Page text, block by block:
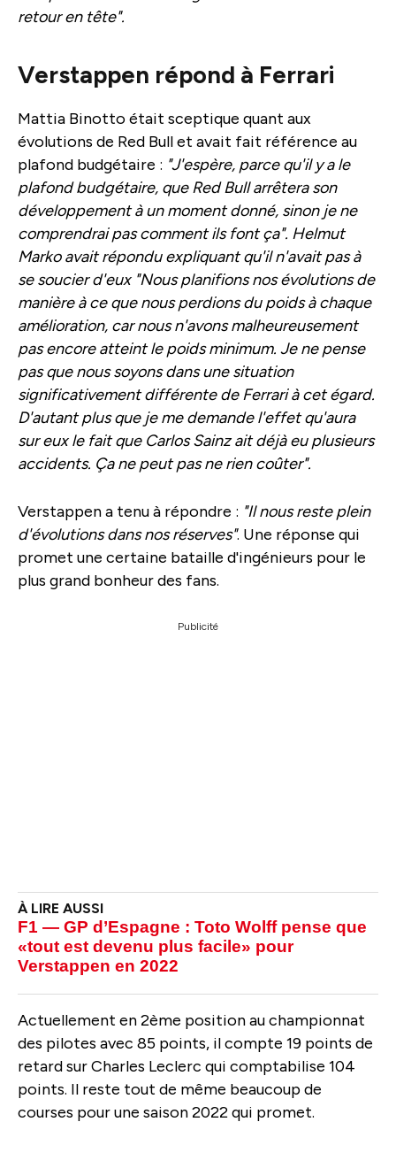
retour en tête".
Verstappen répond à Ferrari
Mattia Binotto était sceptique quant aux
évolutions de Red Bull et avait fait référence au
plafond budgétaire : "J'espère, parce qu'il y a le
plafond budgétaire, que Red Bull arrêtera son
développement à un moment donné, sinon je ne
comprendrai pas comment ils font ça". Helmut
Marko avait répondu expliquant qu'il n'avait pas à
se soucier d'eux "Nous planifions nos évolutions de
manière à ce que nous perdions du poids à chaque
amélioration, car nous n'avons malheureusement
pas encore atteint le poids minimum. Je ne pense
pas que nous soyons dans une situation
significativement différente de Ferrari à cet égard.
D'autant plus que je me demande l'effet qu'aura
sur eux le fait que Carlos Sainz ait déjà eu plusieurs
accidents. Ça ne peut pas ne rien coûter".
Verstappen a tenu à répondre : "Il nous reste plein
d'évolutions dans nos réserves". Une réponse qui
promet une certaine bataille d'ingénieurs pour le
plus grand bonheur des fans.
Publicité
F1 — GP d’Espagne : Toto Wolff pense que
«tout est devenu plus facile» pour
Verstappen en 2022
Actuellement en 2ème position au championnat
des pilotes avec 85 points, il compte 19 points de
retard sur Charles Leclerc qui comptabilise 104
points. Il reste tout de même beaucoup de
courses pour une saison 2022 qui promet.